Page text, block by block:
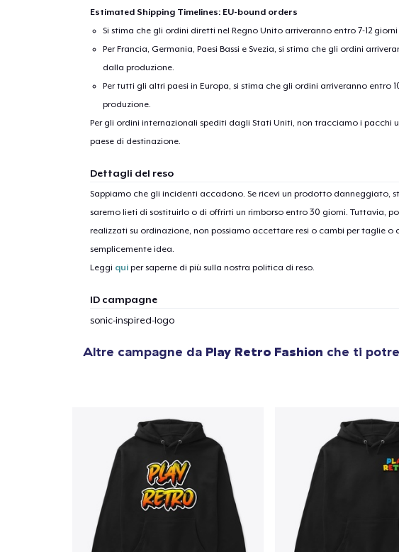
Estimated Shipping Timelines: EU-bound orders
Si stima che gli ordini diretti nel Regno Unito arriveranno entro 7-12
Per Francia, Germania, Paesi Bassi e Svezia, si stima che gli ordini
dalla produzione.
Per tutti gli altri paesi in Europa, si stima che gli ordini arriveranno entro
produzione.
Per gli ordini internazionali spediti dagli Stati Uniti, non tracciamo i pacchi
paese di destinazione.
Dettagli del reso
Sappiamo che gli incidenti accadono. Se ricevi un prodotto danneggiato,
saremo lieti di sostituirlo o di offrirti un rimborso entro 30 giorni. Tuttavia,
realizzati su ordinazione, non possiamo accettare resi o cambi per taglie o
semplicemente idea.
Leggi quiper saperne di più sulla nostra politica di reso.
ID campagne
sonic-inspired-logo
Altre campagne da Play Retro Fashion che ti